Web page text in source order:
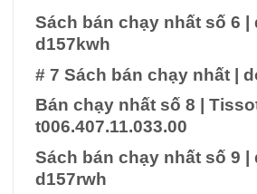
Sách bán chạy nhất số 6
d157kwh
# 7 Sách bán chạy nhất |
Bán chạy nhất số 8
t006.407.11.033.00
Sách bán chạy nhất số 9
d157rwh